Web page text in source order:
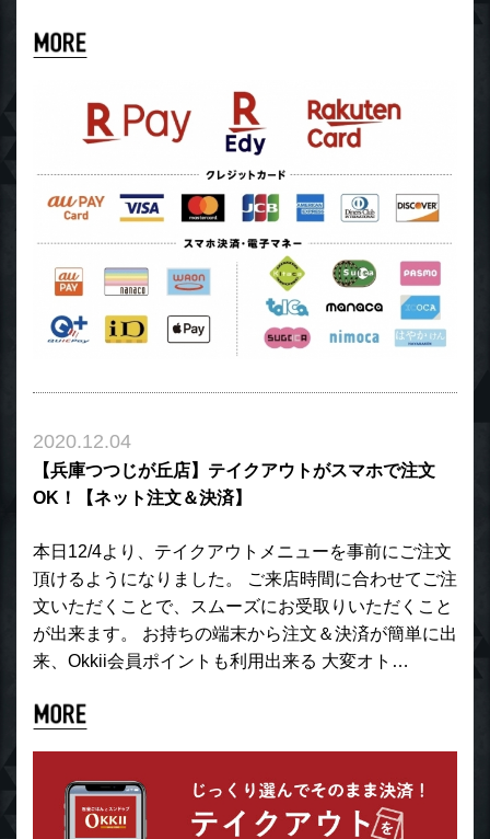
2020.12.04
【兵庫つつじが丘店】テイクアウトがスマホで注文
OK！【ネット注文＆決済】
本日12/4より、テイクアウトメニューを事前にご注文
頂けるようになりました。 ご来店時間に合わせてご注
文いただくことで、スムーズにお受取りいただくこと
が出来ます。 お持ちの端末から注文＆決済が簡単に出
来、Okkii会員ポイントも利用出来る 大変オト…